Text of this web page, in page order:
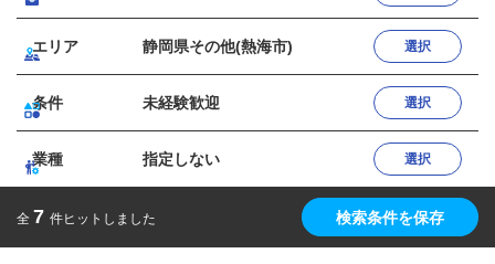
エリア 静岡県その他(熱海市) 選択
条件 未経験歓迎 選択
業種 指定しない 選択
全 7 件ヒットしました 検索条件を保存